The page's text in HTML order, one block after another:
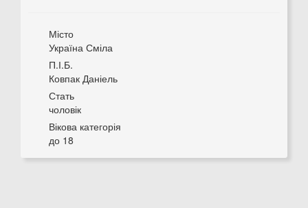
Місто
Україна Сміла
П.І.Б.
Ковпак Даніель
Стать
чоловік
Вікова категорія
до 18